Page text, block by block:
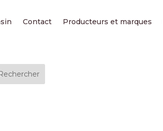
Contact Producteurs et marques